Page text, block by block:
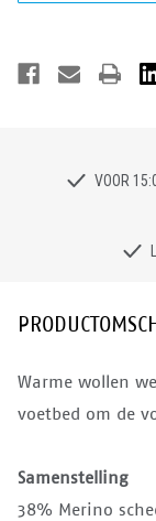
VOOR
Warme wollen
voetbed om de
Samenstelling
38% Merino